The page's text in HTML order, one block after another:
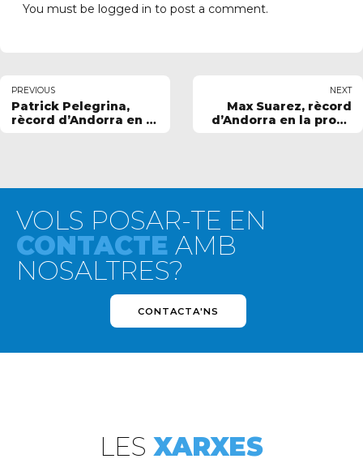
You must be logged in to post a comment.
PREVIOUS
Patrick Pelegrina,
rècord d’Andorra en la
NEXT
Max Suarez, rècord
d’Andorra en la prova
VOLS POSAR-TE EN
CONTACTE AMB
NOSALTRES?
CONTACTA'NS
LES XARXES